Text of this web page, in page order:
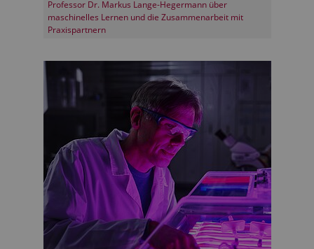
Professor Dr. Markus Lange-Hegermann über
maschinelles Lernen und die Zusammenarbeit mit
Praxispartnern